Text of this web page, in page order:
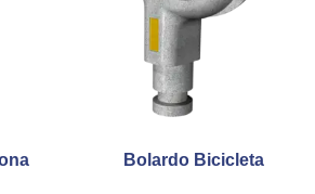
Bolardo Bicicleta